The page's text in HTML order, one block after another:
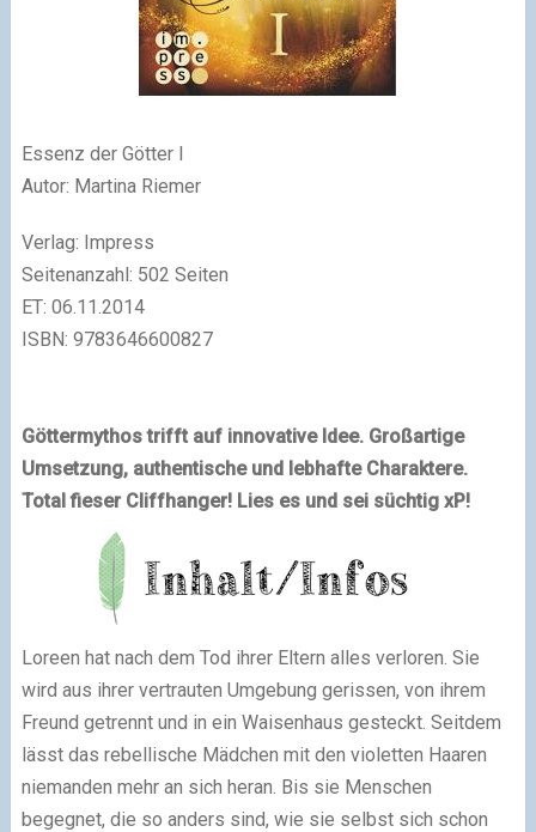
Essenz der Götter I
Autor: Martina Riemer
Verlag: Impress
Seitenanzahl: 502 Seiten
ET: 06.11.2014
ISBN: 9783646600827
Göttermythos trifft auf innovative Idee. Großartige
Umsetzung, authentische und lebhafte Charaktere.
Total fieser Cliffhanger! Lies es und sei süchtig xP!
Loreen hat nach dem Tod ihrer Eltern alles verloren. Sie
wird aus ihrer vertrauten Umgebung gerissen, von ihrem
Freund getrennt und in ein Waisenhaus gesteckt. Seitdem
lässt das rebellische Mädchen mit den violetten Haaren
niemanden mehr an sich heran. Bis sie Menschen
begegnet, die so anders sind, wie sie selbst sich schon